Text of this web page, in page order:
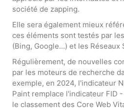
société de zapping.
Elle sera également mieux
ces éléments sont testés par
(Bing, Google...) et les Réseaux
Régulièrement, de nouvelles
par les moteurs de recherche
exemple, en 2024, l'indicateur
Paint remplace l'indicateur FID
le classement des Core Web